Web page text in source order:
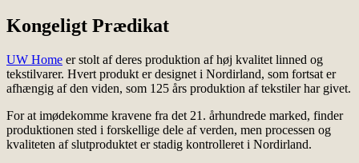
Kongeligt Prædikat
UW Home er stolt af deres produktion af høj kvalitet linned og
tekstilvarer. Hvert produkt er designet i Nordirland, som fortsat er
afhængig af den viden, som 125 års produktion af ​​tekstiler har givet.
For at imødekomme kravene fra det 21. århundrede marked, finder
produktionen sted i forskellige dele af verden, men processen og
kvaliteten af slutproduktet er stadig kontrolleret i Nordirland.